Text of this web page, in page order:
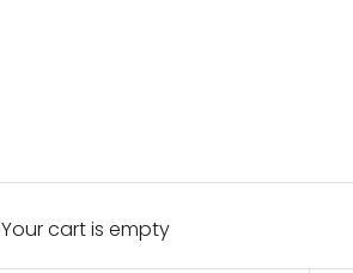
Your cart is empty